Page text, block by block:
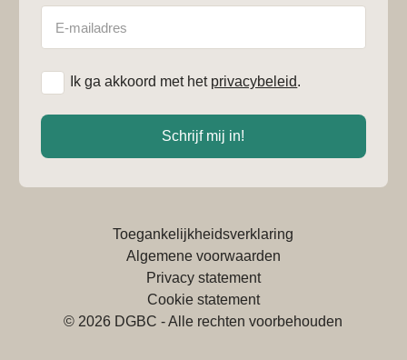
mailadres
Ik ga akkoord met het privacybeleid.
Schrijf mij in!
© 2026 DGBC - Alle rechten voorbehouden
Toegankelijkheidsverklaring
Algemene voorwaarden
Privacy statement
Cookie statement